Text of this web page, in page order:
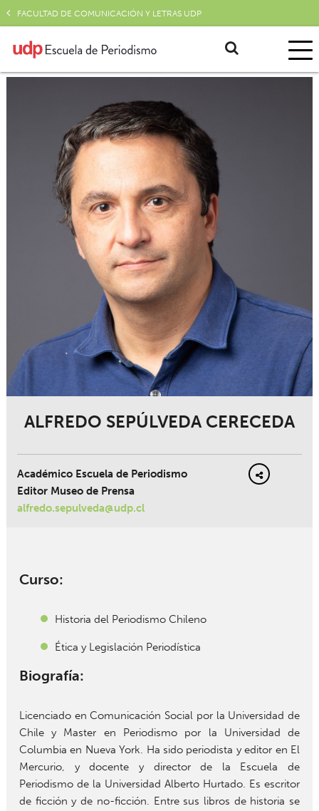
FACULTAD DE COMUNICACIÓN Y LETRAS UDP
ALFREDO SEPÚLVEDA CERECEDA
Académico Escuela de Periodismo
Editor Museo de Prensa
alfredo.sepulveda@udp.cl
Curso:
Historia del Periodismo Chileno
Ética y Legislación Periodística
Biografía:
Licenciado en Comunicación Social por la Universidad de
Chile y Master en Periodismo por la Universidad de
Columbia en Nueva York. Ha sido periodista y editor en El
Mercurio, y docente y director de la Escuela de
Periodismo de la Universidad Alberto Hurtado. Es escritor
de ficción y de no-ficción. Entre sus libros de historia se